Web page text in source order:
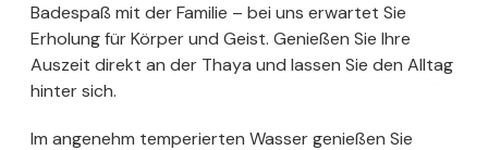
Badespaß mit der Familie – bei uns erwartet Sie
Erholung für Körper und Geist. Genießen Sie Ihre
Auszeit direkt an der Thaya und lassen Sie den Alltag
hinter sich.
Im angenehm temperierten Wasser genießen Sie